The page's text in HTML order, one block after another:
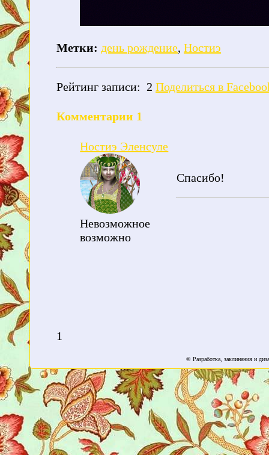
Метки: день рождение,Ностиэ
Рейтинг записи: 2 Поделиться в
Комментарии 1
Ностиэ Эленсуле
Невозможное
возможно
Спасибо!
1
© Разработка, заклинания и